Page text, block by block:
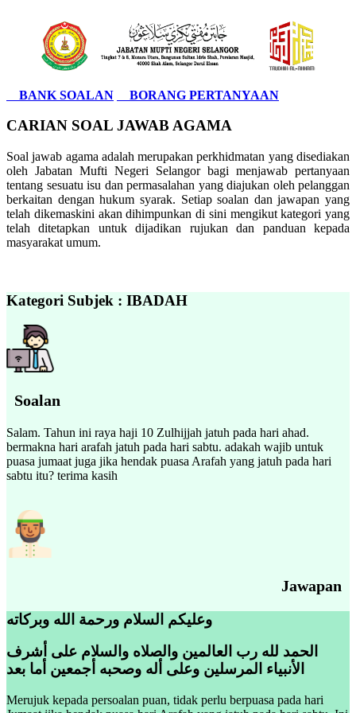
BANK SOALAN BORANG PERTANYAAN
CARIAN SOAL JAWAB AGAMA
Soal jawab agama adalah merupakan perkhidmatan yang disediakan
oleh Jabatan Mufti Negeri Selangor bagi menjawab pertanyaan
tentang sesuatu isu dan permasalahan yang diajukan oleh pelanggan
berkaitan dengan hukum syarak. Setiap soalan dan jawapan yang
telah dikemaskini akan dihimpunkan di sini mengikut kategori yang
telah ditetapkan untuk dijadikan rujukan dan panduan kepada
masyarakat umum.
Kategori Subjek : IBADAH
Soalan
Salam. Tahun ini raya haji 10 Zulhijjah jatuh pada hari ahad.
bermakna hari arafah jatuh pada hari sabtu. adakah wajib untuk
puasa jumaat juga jika hendak puasa Arafah yang jatuh pada hari
sabtu itu? terima kasih
Jawapan
الحمد لله رب العالمين والصلاه والسلام على أشرف
الأنبياء المرسلين وعلى أله وصحبه أجمعين أما بعد
Merujuk kepada persoalan puan, tidak perlu berpuasa pada hari